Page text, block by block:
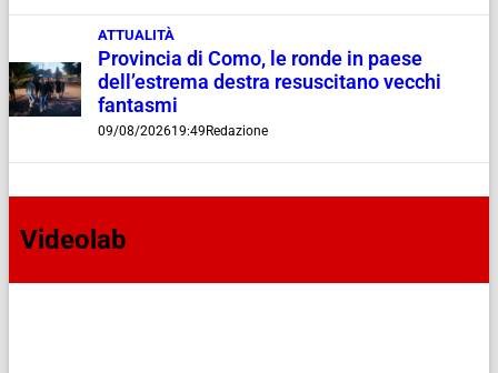
ATTUALITÀ
Provincia di Como, le ronde in paese
dell’estrema destra resuscitano vecchi
fantasmi
09/08/202619:49 Redazione
Videolab